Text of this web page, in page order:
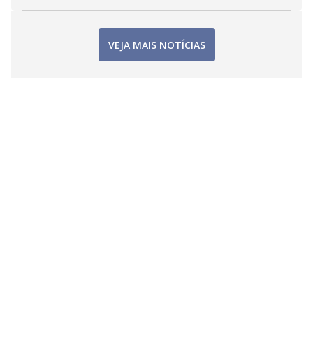
VEJA MAIS NOTÍCIAS